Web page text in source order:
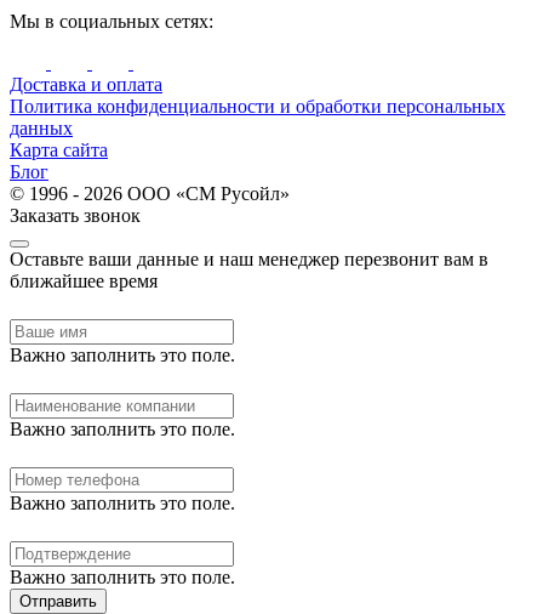
Мы в социальных сетях:
Доставка и оплата
Политика конфиденциальности и обработки персональных
данных
Карта сайта
Блог
© 1996 - 2026 ООО «СМ Русойл»
Заказать звонок
Оставьте ваши данные и наш менеджер перезвонит вам в
ближайшее время
Важно заполнить это поле.
Важно заполнить это поле.
Важно заполнить это поле.
Важно заполнить это поле.
Отправить